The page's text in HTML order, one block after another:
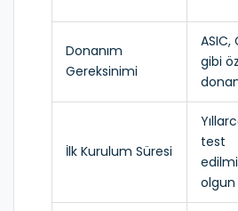
Donanım
Gereksinimi
ASIC,
gibi
İlk Kurulum Süresi
test
olgun